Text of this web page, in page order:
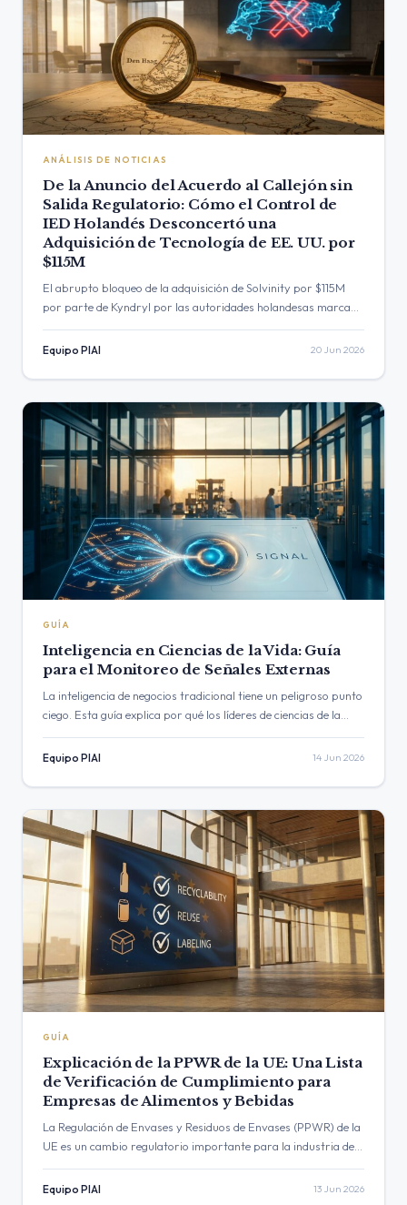
ANÁLISIS DE NOTICIAS
De la Anuncio del Acuerdo al Callejón sin
Salida Regulatorio: Cómo el Control de
IED Holandés Desconcertó una
Adquisición de Tecnología de EE. UU. por
$115M
El abrupto bloqueo de la adquisición de Solvinity por $115M
por parte de Kyndryl por las autoridades holandesas marca
tecnológicas de EE. UU. en…
Equipo PIAI 20 Jun 2026
GUÍA
Inteligencia en Ciencias de la Vida: Guía
para el Monitoreo de Señales Externas
La inteligencia de negocios tradicional tiene un peligroso punto
ciego. Esta guía explica por qué los líderes de ciencias de la
rastrear…
Equipo PIAI 14 Jun 2026
GUÍA
Explicación de la PPWR de la UE: Una Lista
de Verificación de Cumplimiento para
Empresas de Alimentos y Bebidas
La Regulación de Envases y Residuos de Envases (PPWR) de la
UE es un cambio regulatorio importante para la industria de
Alimentos y Bebidas. Esta guía práctica…
Equipo PIAI 13 Jun 2026